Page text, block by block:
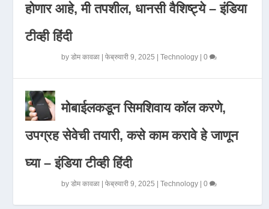
होणार आहे, मी तपशील, धानसी वैशिष्ट्ये – इंडिया
टीव्ही हिंदी
byडोम कावळा |फेब्रुवारी 9, 2025 |Technology |0
मोबाईलकडून सिमशिवाय कॉल करणे,
उपग्रह सेवेची तयारी, कसे काम करावे हे जाणून
घ्या – इंडिया टीव्ही हिंदी
byडोम कावळा |फेब्रुवारी 9, 2025 |Technology |0